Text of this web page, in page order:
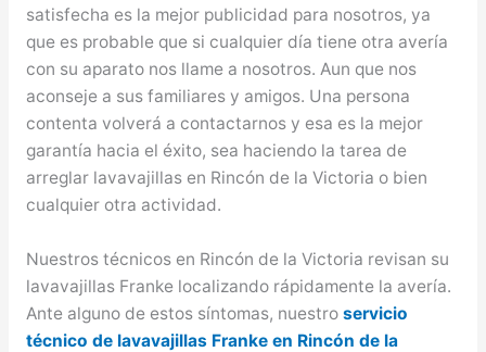
satisfecha es la mejor publicidad para nosotros, ya
que es probable que si cualquier día tiene otra avería
con su aparato nos llame a nosotros. Aun que nos
aconseje a sus familiares y amigos. Una persona
contenta volverá a contactarnos y esa es la mejor
garantía hacia el éxito, sea haciendo la tarea de
arreglar lavavajillas en Rincón de la Victoria o bien
cualquier otra actividad.
Nuestros técnicos en Rincón de la Victoria revisan su
lavavajillas Franke localizando rápidamente la avería.
Ante alguno de estos síntomas, nuestro servicio
técnico de lavavajillas Franke en Rincón de la